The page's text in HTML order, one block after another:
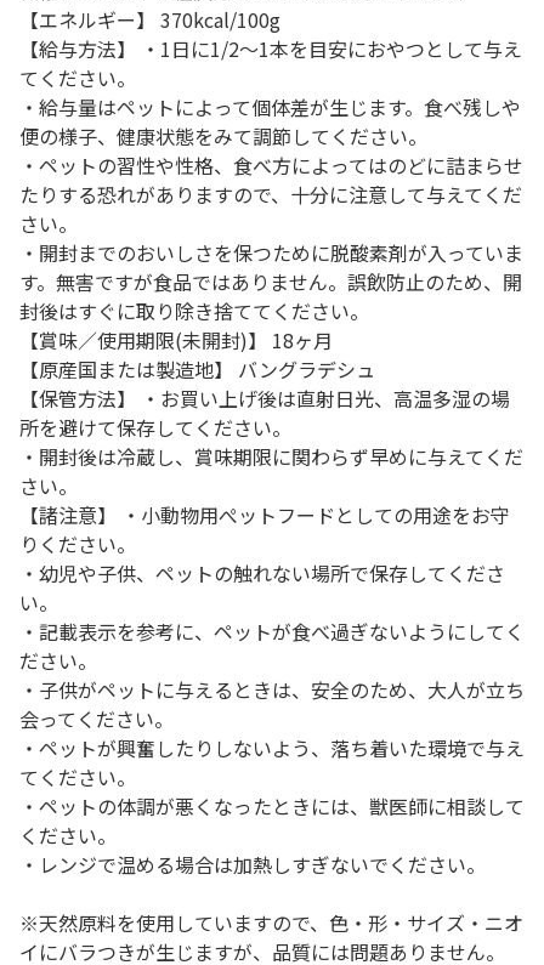
【エネルギー】 370kcal/100g
【給与方法】 ・1日に1/2～1本を目安におやつとして与え
てください。
・給与量はペットによって個体差が生じます。食べ残しや
便の様子、健康状態をみて調節してください。
・ペットの習性や性格、食べ方によってはのどに詰まらせ
たりする恐れがありますので、十分に注意して与えてくだ
さい。
・開封までのおいしさを保つために脱酸素剤が入っていま
す。無害ですが食品ではありません。誤飲防止のため、開
封後はすぐに取り除き捨ててください。
【賞味／使用期限(未開封)】 18ヶ月
【原産国または製造地】 バングラデシュ
【保管方法】 ・お買い上げ後は直射日光、高温多湿の場
所を避けて保存してください。
・開封後は冷蔵し、賞味期限に関わらず早めに与えてくだ
さい。
【諸注意】 ・小動物用ぺットフードとしての用途をお守
りください。
・幼児や子供、ペットの触れない場所で保存してくださ
い。
・記載表示を参考に、ペットが食べ過ぎないようにしてく
ださい。
・子供がペットに与えるときは、安全のため、大人が立ち
会ってください。
・ペットが興奮したりしないよう、落ち着いた環境で与え
てください。
・ペットの体調が悪くなったときには、獣医師に相談して
ください。
・レンジで温める場合は加熱しすぎないでください。
※天然原料を使用していますので、色・形・サイズ・ニオ
イにバラつきが生じますが、品質には問題ありません。